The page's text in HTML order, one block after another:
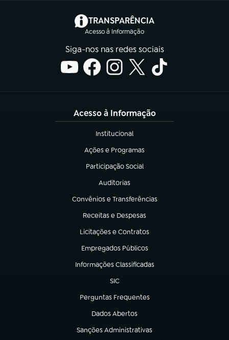
TRANSPARÊNCIA
Acesso à Informação
(abre em nova aba)
Siga-nos nas redes sociais
Acesso à Informação
Institucional
(abre em nova aba)
Ações e Programas
(abre em nova aba)
Participação Social
(abre em nova aba)
Auditorias
(abre em nova aba)
Convênios e Transferências
(abre em nova aba)
Receitas e Despesas
(abre em nova aba)
Licitações e Contratos
(abre em nova aba)
Empregados Públicos
(abre em nova aba)
Informações Classificadas
(abre em nova aba)
SIC
(abre em nova aba)
Perguntas Frequentes
(abre em nova aba)
Dados Abertos
(abre em nova aba)
Sanções Administrativas
(abre em nova aba)